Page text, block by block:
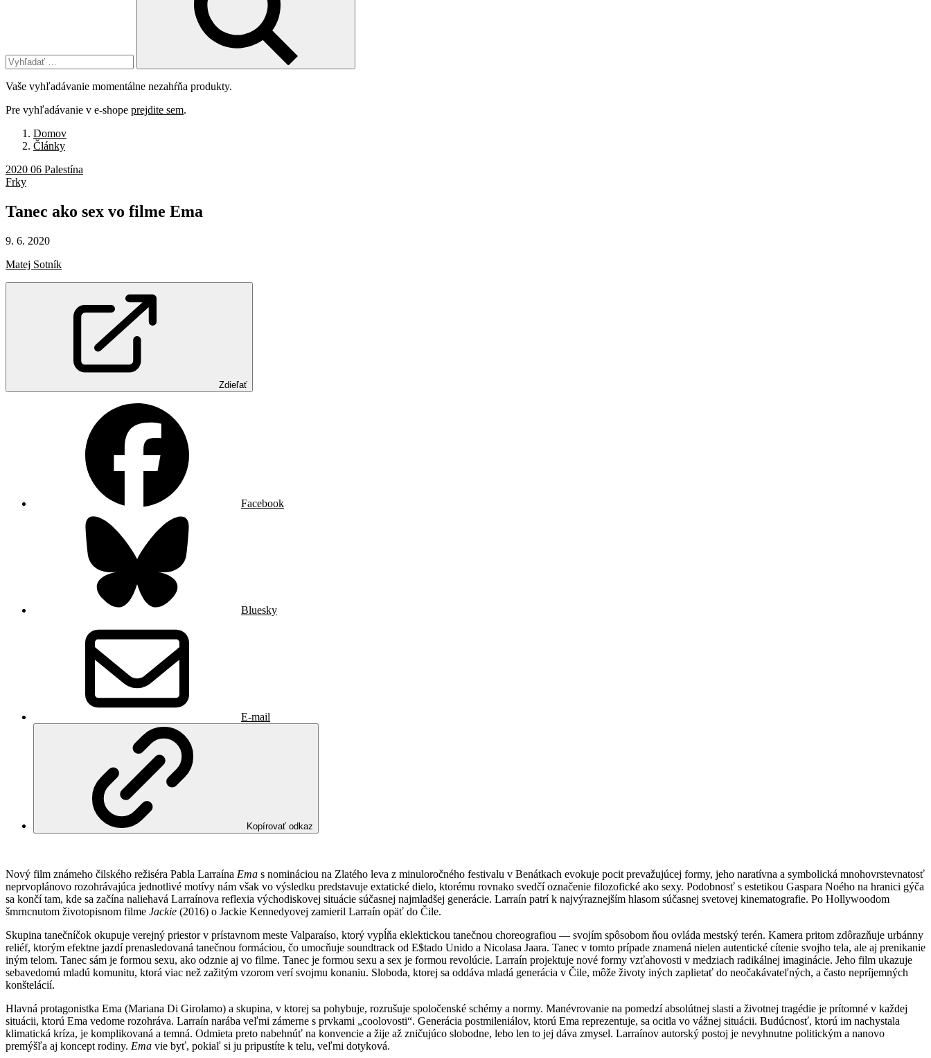
Vaše vyhľadávanie momentálne nezahŕňa produkty.
Pre vyhľadávanie v e-shope prejdite sem.
Domov
Články
2020 06 Palestína
Frky
Tanec ako sex vo filme Ema
9. 6. 2020
Matej Sotník
Zdieľať
Facebook
Bluesky
E-mail
Kopírovať odkaz
Nový film známeho čilského režiséra Pabla Larraína Ema s nomináciou na Zlatého leva z minuloročného festivalu v Benátkach evokuje pocit prevažujúcej formy, jeho naratívna a symbolická mnohovrstevnatosť
neprvoplánovo rozohrávajúca jednotlivé motívy nám však vo výsledku predstavuje extatické dielo, ktorému rovnako svedčí označenie filozofické ako sexy. Podobnosť s estetikou Gaspara Noého na hranici gýča
sa končí tam, kde sa začína naliehavá Larraínova reflexia východiskovej situácie súčasnej najmladšej generácie. Larraín patrí k najvýraznejším hlasom súčasnej svetovej kinematografie. Po Hollywoodom
šmrncnutom životopisnom filme Jackie (2016) o Jackie Kennedyovej zamieril Larraín opäť do Čile.
Skupina tanečníčok okupuje verejný priestor v prístavnom meste Valparaíso, ktorý vypĺňa eklektickou tanečnou choreografiou — svojím spôsobom ňou ovláda mestský terén. Kamera pritom zdôrazňuje urbánny
reliéf, ktorým efektne jazdí prenasledovaná tanečnou formáciou, čo umocňuje soundtrack od E$tado Unido a Nicolasa Jaara. Tanec v tomto prípade znamená nielen autentické cítenie svojho tela, ale aj prenikanie
iným telom. Tanec sám je formou sexu, ako odznie aj vo filme. Tanec je formou sexu a sex je formou revolúcie. Larraín projektuje nové formy vzťahovosti v medziach radikálnej imaginácie. Jeho film ukazuje
sebavedomú mladú komunitu, ktorá viac než zažitým vzorom verí svojmu konaniu. Sloboda, ktorej sa oddáva mladá generácia v Čile, môže životy iných zaplietať do neočakávateľných, a často nepríjemných
konštelácií.
Hlavná protagonistka Ema (Mariana Di Girolamo) a skupina, v ktorej sa pohybuje, rozrušuje spoločenské schémy a normy. Manévrovanie na pomedzí absolútnej slasti a životnej tragédie je prítomné v každej
situácii, ktorú Ema vedome rozohráva. Larraín narába veľmi zámerne s prvkami „coolovosti“. Generácia postmileniálov, ktorú Ema reprezentuje, sa ocitla vo vážnej situácii. Budúcnosť, ktorú im nachystala
klimatická kríza, je komplikovaná a temná. Odmieta preto nabehnúť na konvencie a žije až zničujúco slobodne, lebo len to jej dáva zmysel. Larraínov autorský postoj je nevyhnutne politickým a nanovo
premýšľa aj koncept rodiny. Ema vie byť, pokiaľ si ju pripustíte k telu, veľmi dotyková.